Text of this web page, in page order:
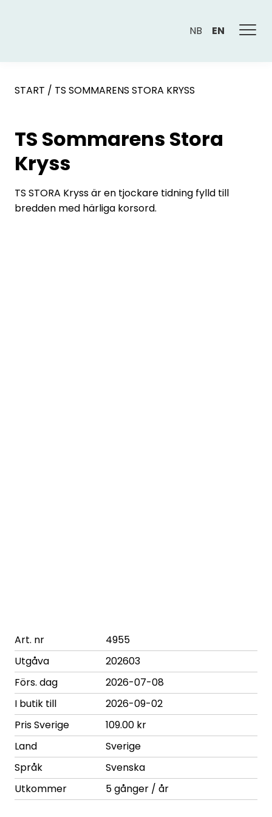
NB EN
START / TS SOMMARENS STORA KRYSS
TS Sommarens Stora
Kryss
TS STORA Kryss är en tjockare tidning fylld till
bredden med härliga korsord.
Art. nr
4955
Utgåva
202603
Förs. dag
2026-07-08
I butik till
2026-09-02
Pris Sverige
109.00 kr
Land
Sverige
Språk
Svenska
Utkommer
5 gånger / år